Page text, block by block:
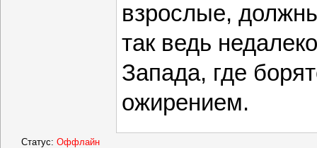
взрослые,
так ведь
Запада, где
ожирением.
Статус: Оффлайн